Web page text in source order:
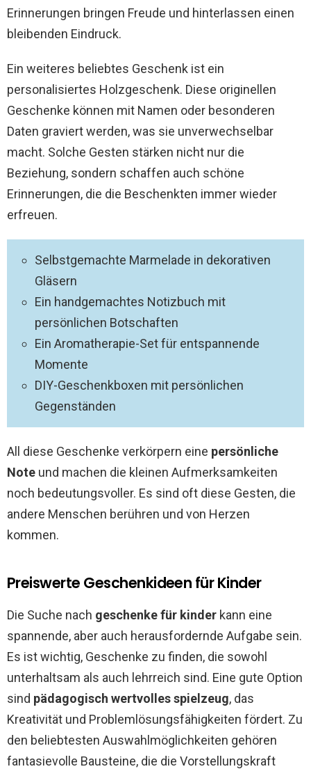
Erinnerungen bringen Freude und hinterlassen einen
bleibenden Eindruck.
Ein weiteres beliebtes Geschenk ist ein
personalisiertes Holzgeschenk. Diese originellen
Geschenke können mit Namen oder besonderen
Daten graviert werden, was sie unverwechselbar
macht. Solche Gesten stärken nicht nur die
Beziehung, sondern schaffen auch schöne
Erinnerungen, die die Beschenkten immer wieder
erfreuen.
Selbstgemachte Marmelade in dekorativen
Gläsern
Ein handgemachtes Notizbuch mit
persönlichen Botschaften
Ein Aromatherapie-Set für entspannende
Momente
DIY-Geschenkboxen mit persönlichen
Gegenständen
All diese Geschenke verkörpern eine persönliche
Note und machen die kleinen Aufmerksamkeiten
noch bedeutungsvoller. Es sind oft diese Gesten, die
andere Menschen berühren und von Herzen
kommen.
Preiswerte Geschenkideen für Kinder
Die Suche nach geschenke für kinder kann eine
spannende, aber auch herausfordernde Aufgabe sein.
Es ist wichtig, Geschenke zu finden, die sowohl
unterhaltsam als auch lehrreich sind. Eine gute Option
sind pädagogisch wertvolles spielzeug, das
Kreativität und Problemlösungsfähigkeiten fördert. Zu
den beliebtesten Auswahlmöglichkeiten gehören
fantasievolle Bausteine, die die Vorstellungskraft